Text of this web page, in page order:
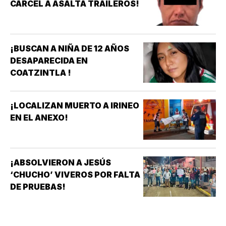
CÁRCEL A ASALTA TRAILEROS!
¡BUSCAN A NIÑA DE 12 AÑOS
DESAPARECIDA EN
COATZINTLA !
¡LOCALIZAN MUERTO A IRINEO
EN EL ANEXO!
¡ABSOLVIERON A JESÚS
‘CHUCHO’ VIVEROS POR FALTA
DE PRUEBAS!